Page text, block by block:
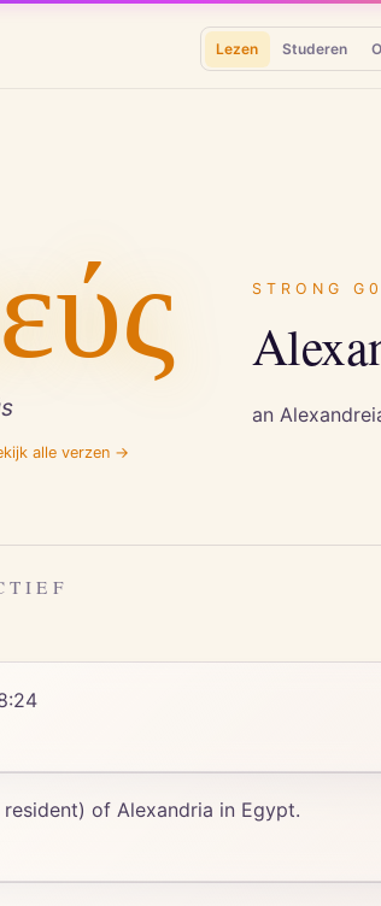
Lezen Studeren
alle verzen →
STRONG
an
of Alexandria in Egypt.